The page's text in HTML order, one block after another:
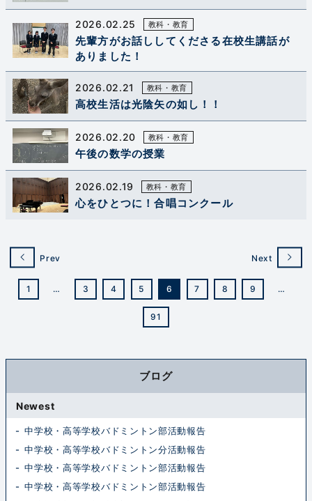
2026.02.25 教科・教育
先輩方がお話ししてくださる在校生講話が
ありました！
2026.02.21 教科・教育
高校生活は光陰矢の如し！！
2026.02.20 教科・教育
午後の数学の授業
2026.02.19 教科・教育
心をひとつに！合唱コンクール
Prev
1 … 3 4 5 6 7 8 9 …
91
Next
ブログ
Newest
中学校・高等学校バドミントン部活動報告
中学校・高等学校バドミントン分活動報告
中学校・高等学校バドミントン部活動報告
中学校・高等学校バドミントン部活動報告